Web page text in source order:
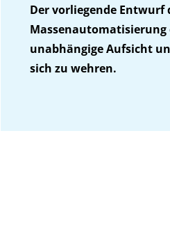
Der vorliegende
Massenautomatisierung
unabhängige Aufsicht
sich zu wehren.